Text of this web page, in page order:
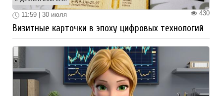
430
11:59 | 30 июля
Визитные карточки в эпоху цифровых технологий